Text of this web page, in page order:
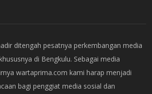
ditengah pesatnya perkembangan media
di Bengkulu. Sebagai media
wartaprima.com kami harap menjadi
bagi penggiat media sosial dan